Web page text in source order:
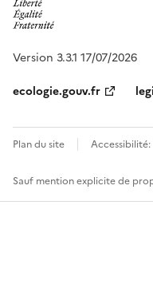
Version 3.3.1 17/07/2026
ecologie.gouv.fr
Plan du site
Sauf mention explicite de